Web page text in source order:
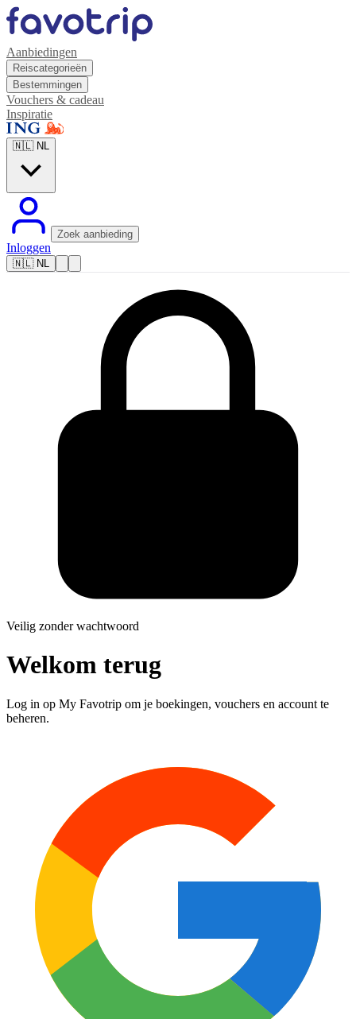
Aanbiedingen
Reiscategorieën
Bestemmingen
Vouchers & cadeau
Inspiratie
🇳🇱 NL
Inloggen
Zoek aanbieding
🇳🇱 NL
Veilig zonder wachtwoord
Welkom terug
Log in op My Favotrip om je boekingen, vouchers en account te
beheren.